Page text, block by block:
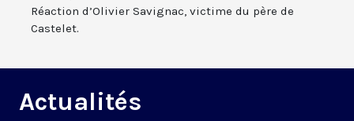
Réaction d’Olivier Savignac, victime du père de
Castelet.
Actualités